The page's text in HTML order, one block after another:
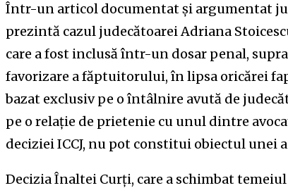
Într-un articol documentat și argumentat
prezintă cazul judecătoarei Adriana
care a fost inclusă într-un dosar penal,
favorizare a făptuitorului, în lipsa oricărei
bazat exclusiv pe o întâlnire avută de
pe o relație de prietenie cu unul dintre
deciziei ICCJ, nu pot constitui obiectul unei
Decizia Înaltei Curți, care a schimbat